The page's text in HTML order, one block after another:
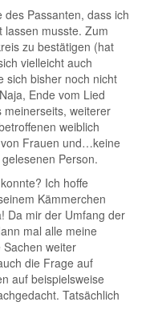
Passanten, dass ich
lassen musste. Zum
zu bestätigen (hat
vielleicht auch
sich bisher noch nicht
Ende vom Lied
meinerseits, weiterer
weiblich
Frauen und…keine
Person.
Ich hoffe
Kämmerchen
Da mir der Umfang der
mal alle meine
weiter
die Frage auf
auf beispielsweise
Tatsächlich